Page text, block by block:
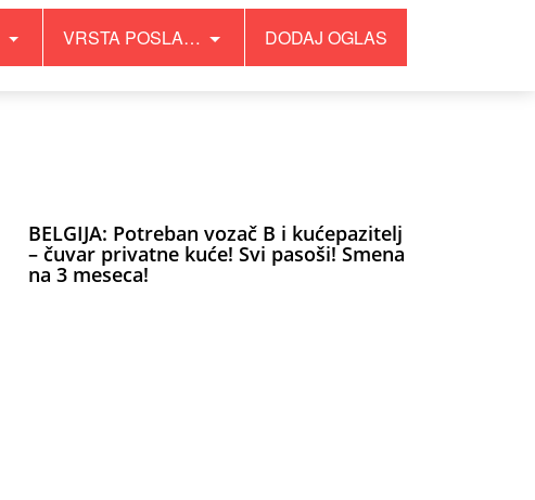
VRSTA POSLA… DODAJ OGLAS
BELGIJA: Potreban vozač B i kućepazitelj
– čuvar privatne kuće! Svi pasoši! Smena
na 3 meseca!